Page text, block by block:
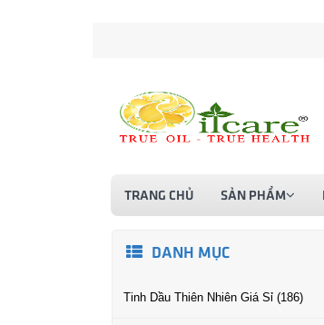
TRANG CHỦ SẢN PHẨM
DANH MỤC
Tinh Dầu Thiên Nhiên Giá Sỉ (186)